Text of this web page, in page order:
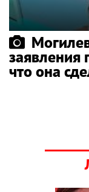
заявления
что она